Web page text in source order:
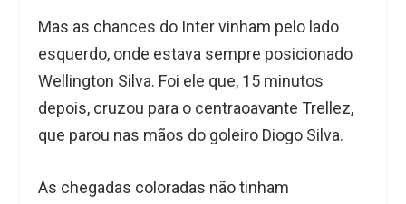
Mas as chances do Inter vinham pelo lado
esquerdo, onde estava sempre posicionado
Wellington Silva. Foi ele que, 15 minutos
depois, cruzou para o centraoavante Trellez,
que parou nas mãos do goleiro Diogo Silva.
As chegadas coloradas não tinham